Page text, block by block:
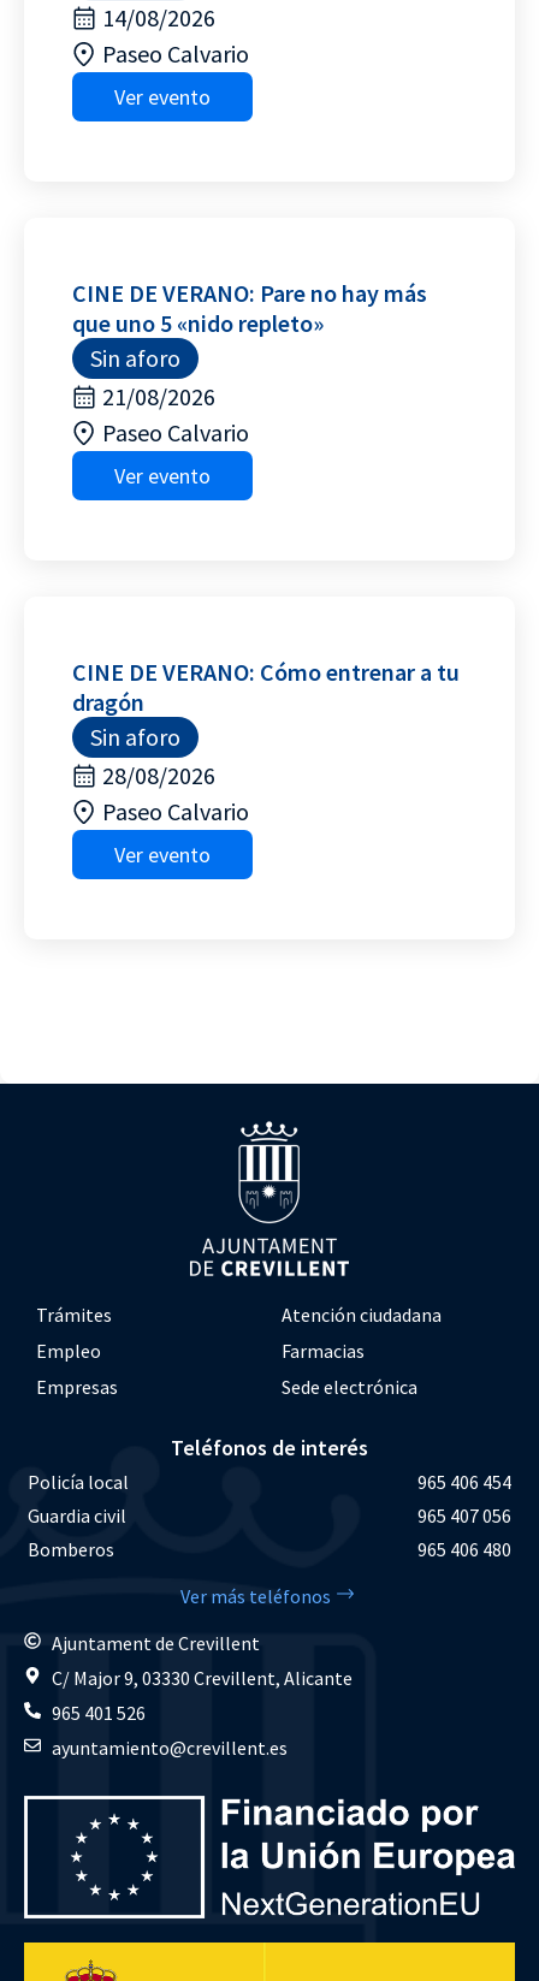
14/08/2026
Paseo Calvario
Ver evento
CINE DE VERANO: Pare no hay más
que uno 5 «nido repleto»
Sin aforo
21/08/2026
Paseo Calvario
Ver evento
CINE DE VERANO: Cómo entrenar a tu
dragón
Sin aforo
28/08/2026
Paseo Calvario
Ver evento
Trámites
Atención ciudadana
Empleo
Farmacias
Empresas
Sede electrónica
Teléfonos de interés
Policía local
965 406 454
Guardia civil
965 407 056
Bomberos
965 406 480
Ver más teléfonos
Ajuntament de Crevillent
C/ Major 9, 03330 Crevillent, Alicante
965 401 526
ayuntamiento@crevillent.es